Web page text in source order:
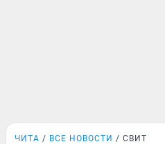
ЧИТА ВСЕ НОВОСТИ СВИТ